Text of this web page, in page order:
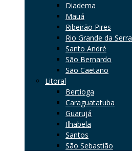
Diadema
Mauá
Ribeirão Pires
Rio Grande da Serra
Santo André
São Bernardo
São Caetano
Litoral
Bertioga
Caraguatatuba
Guarujá
Ilhabela
Santos
São Sebastião